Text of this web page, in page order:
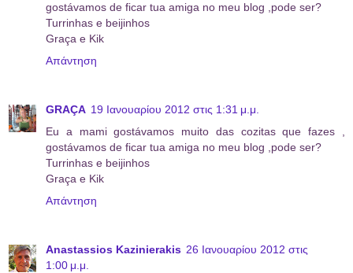
gostávamos de ficar tua amiga no meu blog ,pode ser?
Turrinhas e beijinhos
Graça e Kik
Απάντηση
GRAÇA 19 Ιανουαρίου 2012 στις 1:31 μ.μ.
Eu a mami gostávamos muito das cozitas que fazes ,
gostávamos de ficar tua amiga no meu blog ,pode ser?
Turrinhas e beijinhos
Graça e Kik
Απάντηση
Anastassios Kazinierakis 26 Ιανουαρίου 2012 στις
1:00 μ.μ.